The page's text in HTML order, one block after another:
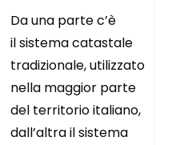
Da una parte c’è
il sistema catastale
tradizionale, utilizzato
nella maggior parte
del territorio italiano,
dall’altra il sistema